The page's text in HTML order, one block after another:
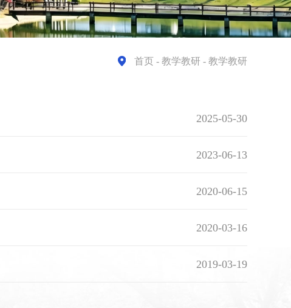
首页 - 教学教研 - 教学教研
2025-05-30
2023-06-13
2020-06-15
2020-03-16
2019-03-19